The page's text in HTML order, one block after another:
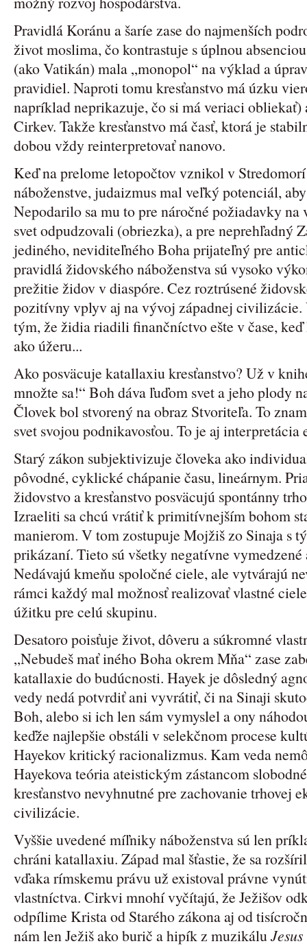
Pravidlá Koránu a šaríe zase do najmenších
život moslima, čo kontrastuje s úplnou
(ako Vatikán) mala „monopol“ na výklad a
pravidiel. Naproti tomu kresťanstvo má úzku
napríklad neprikazuje, čo si má veriaci
Cirkev. Takže kresťanstvo má časť, ktorá je
dobou vždy reinterpretovať nanovo.
Keď na prelome letopočtov vznikol v
náboženstve, judaizmus mal veľký potenciál,
Nepodarilo sa mu to pre náročné požiadavky na
svet odpudzovali (obriezka), a pre neprehľadný
jediného, neviditeľného Boha prijateľný pre
pravidlá židovského náboženstva sú vysoko
prežitie židov v diaspóre. Cez roztrúsené
pozitívny vplyv aj na vývoj západnej civilizácie.
tým, že židia riadili finančníctvo ešte v čase,
ako úžeru...
Ako posväcuje katallaxiu kresťanstvo? Už v
množte sa!“ Boh dáva ľuďom svet a jeho plody
Človek bol stvorený na obraz Stvoriteľa. To
svet svojou podnikavosťou. To je aj
Starý zákon subjektivizuje človeka ako
pôvodné, cyklické chápanie času, lineárnym.
židovstvo a kresťanstvo posväcujú spontánny
Izraeliti sa chcú vrátiť k primitívnejším bohom
manierom. V tom zostupuje Mojžiš zo Sinaja s
prikázaní. Tieto sú všetky negatívne
Nedávajú kmeňu spoločné ciele, ale vytvárajú
rámci každý mal možnosť realizovať vlastné
úžitku pre celú skupinu.
Desatoro poisťuje život, dôveru a súkromné
„Nebudeš mať iného Boha okrem Mňa“ zase
katallaxie do budúcnosti. Hayek je dôsledný
vedy nedá potvrdiť ani vyvrátiť, či na Sinaji
Boh, alebo si ich len sám vymyslel a ony
keďže najlepšie obstáli v selekčnom procese
Hayekov kritický racionalizmus. Kam veda
Hayekova teória ateistickým zástancom
kresťanstvo nevyhnutné pre zachovanie trhovej
civilizácie.
Vyššie uvedené míľniky náboženstva sú len
chráni katallaxiu. Západ mal šťastie, že sa
vďaka rímskemu právu už existoval právne
vlastníctva. Cirkvi mnohí vyčítajú, že Ježišov
odpílime Krista od Starého zákona aj od
nám len Ježiš ako burič a hipík z muzikálu